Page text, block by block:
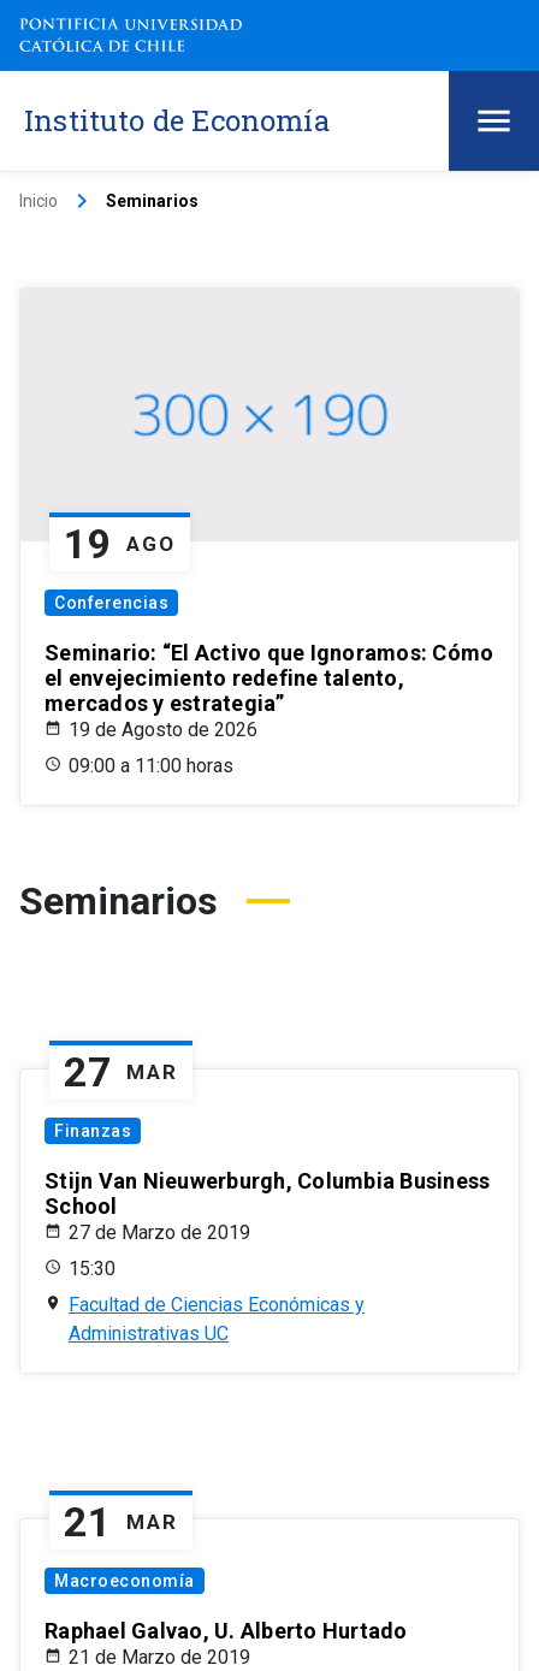
Instituto de Economía
Inicio keyboard_arrow_right Seminarios
19 AGO
Conferencias
Seminario: “El Activo que Ignoramos: Cómo
el envejecimiento redefine talento,
mercados y estrategia”
19 de Agosto de 2026
09:00 a 11:00 horas
Seminarios
27 MAR
Finanzas
Stijn Van Nieuwerburgh, Columbia Business
School
27 de Marzo de 2019
15:30
Facultad de Ciencias Económicas y
Administrativas UC
21 MAR
Macroeconomía
Raphael Galvao, U. Alberto Hurtado
21 de Marzo de 2019